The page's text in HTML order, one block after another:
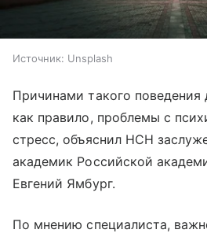
Источник: Unsplash
Причинами такого поведения
как правило, проблемы с
стресс, объяснил НСН
академик Российской
Евгений Ямбург.
По мнению специалиста,